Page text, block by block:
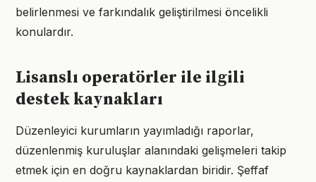
belirlenmesi ve farkındalık geliştirilmesi öncelikli
konulardır.
Lisanslı operatörler ile ilgili
destek kaynakları
Düzenleyici kurumların yayımladığı raporlar,
düzenlenmiş kuruluşlar alanındaki gelişmeleri takip
etmek için en doğru kaynaklardan biridir. Şeffaf